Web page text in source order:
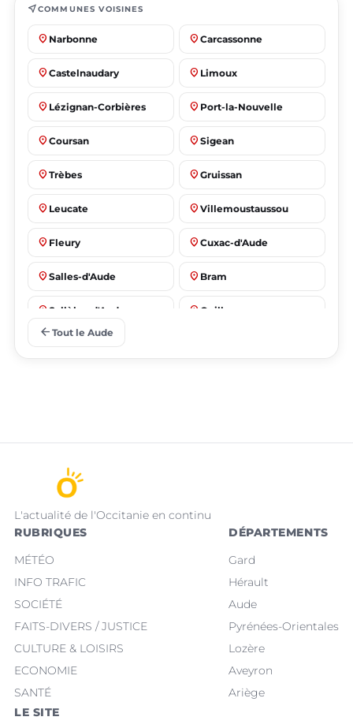
near_meCOMMUNES VOISINES
place Narbonne place Carcassonne
place Castelnaudary place Limoux
place Lézignan-Corbières place Port-la-Nouvelle
place Coursan place Sigean
place Trèbes place Gruissan
place Leucate place Villemoustaussou
place Fleury place Cuxac-d'Aude
place Salles-d'Aude place Bram
place Sallèles-d'Aude place Quillan
arrow_back Tout le Aude
L'actualité de l'Occitanie en continu
RUBRIQUES
MÉTÉO
INFO TRAFIC
SOCIÉTÉ
FAITS-DIVERS / JUSTICE
CULTURE & LOISIRS
ECONOMIE
SANTÉ
DÉPARTEMENTS
Gard
Hérault
Aude
Pyrénées-Orientales
Lozère
Aveyron
Ariège
LE SITE